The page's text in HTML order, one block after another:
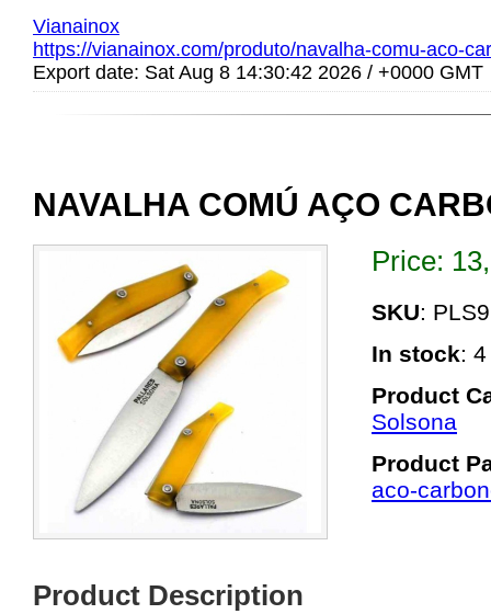
Vianainox
https://vianainox.com/produto/navalha-comu-aco-
Export date: Sat Aug 8 14:30:42 2026 / +0000 GMT
NAVALHA COMÚ AÇO
Price:
SKU:
In stock: 4
Product
Solsona
Product
aco-
Product Description